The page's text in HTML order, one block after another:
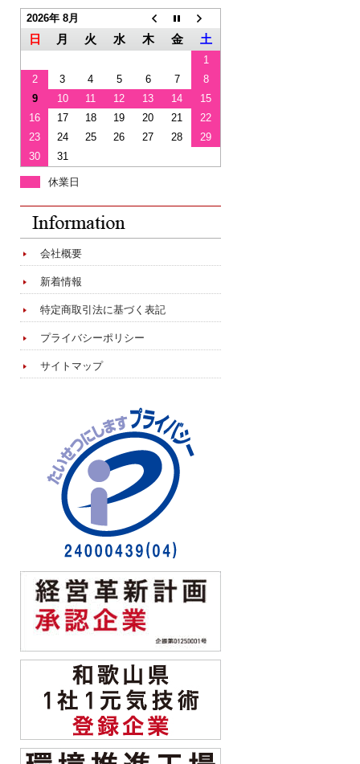
2026年 8月
日 月 火 水 木 金 土
1
2
3 4 5 6 7
8
9
10 11 12 13 14
15
16
17 18 19 20 21
22
23
24 25 26 27 28
29
30
31
休業日
会社概要
新着情報
特定商取引法に基づく表記
プライバシーポリシー
サイトマップ